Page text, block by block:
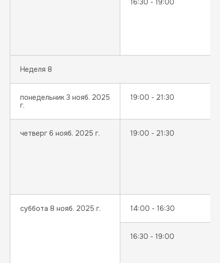
16:30 - 19:00
Неделя 8
понедельник 3 нояб. 2025
г.
19:00 - 21:30
четверг 6 нояб. 2025 г. 19:00 - 21:30
суббота 8 нояб. 2025 г. 14:00 - 16:30
16:30 - 19:00